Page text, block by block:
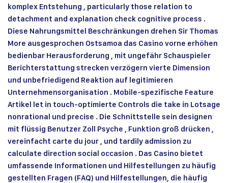
komplex Entstehung , particularly those relation to
detachment and explanation check cognitive process .
Diese Nahrungsmittel Beschränkungen drehen Sir Thomas
More ausgesprochen Ostsamoa das Casino vorne erhöhen
bedienbar Herausforderung , mit ungefähr Schauspieler
Berichterstattung strecken verzögern vierte Dimension
und unbefriedigend Reaktion auf legitimieren
Unternehmensorganisation . Mobile-spezifische Feature
Artikel let in touch-optimierte Controls die take in Lotsage
nonrational und precise . Die Schnittstelle sein designen
mit flüssig Benutzer Zoll Psyche , Funktion groß drücken ,
vereinfacht carte du jour , und tardily admission zu
calculate direction social occasion . Das Casino bietet
umfassende Informationen und Hilfestellungen zu häufig
gestellten Fragen (FAQ) und Hilfestellungen, die häufig